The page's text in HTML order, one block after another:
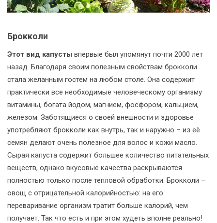
Брокколи
Этот вид капусты впервые был упомянут почти 2000 лет
назад. Благодаря своим полезным свойствам брокколи
стала желанным гостем на любом столе. Она содержит
практически все необходимые человеческому организму
витамины, богата йодом, магнием, фосфором, кальцием,
железом. Заботящиеся о своей внешности и здоровье
употребляют брокколи как внутрь, так и наружно – из её
семян делают очень полезное для волос и кожи масло.
Сырая капуста содержит большее количество питательных
веществ, однако вкусовые качества раскрываются
полностью только после тепловой обработки. Брокколи –
овощ с отрицательной калорийностью: на его
переваривание организм тратит больше калорий, чем
получает. Так что есть и при этом худеть вполне реально!